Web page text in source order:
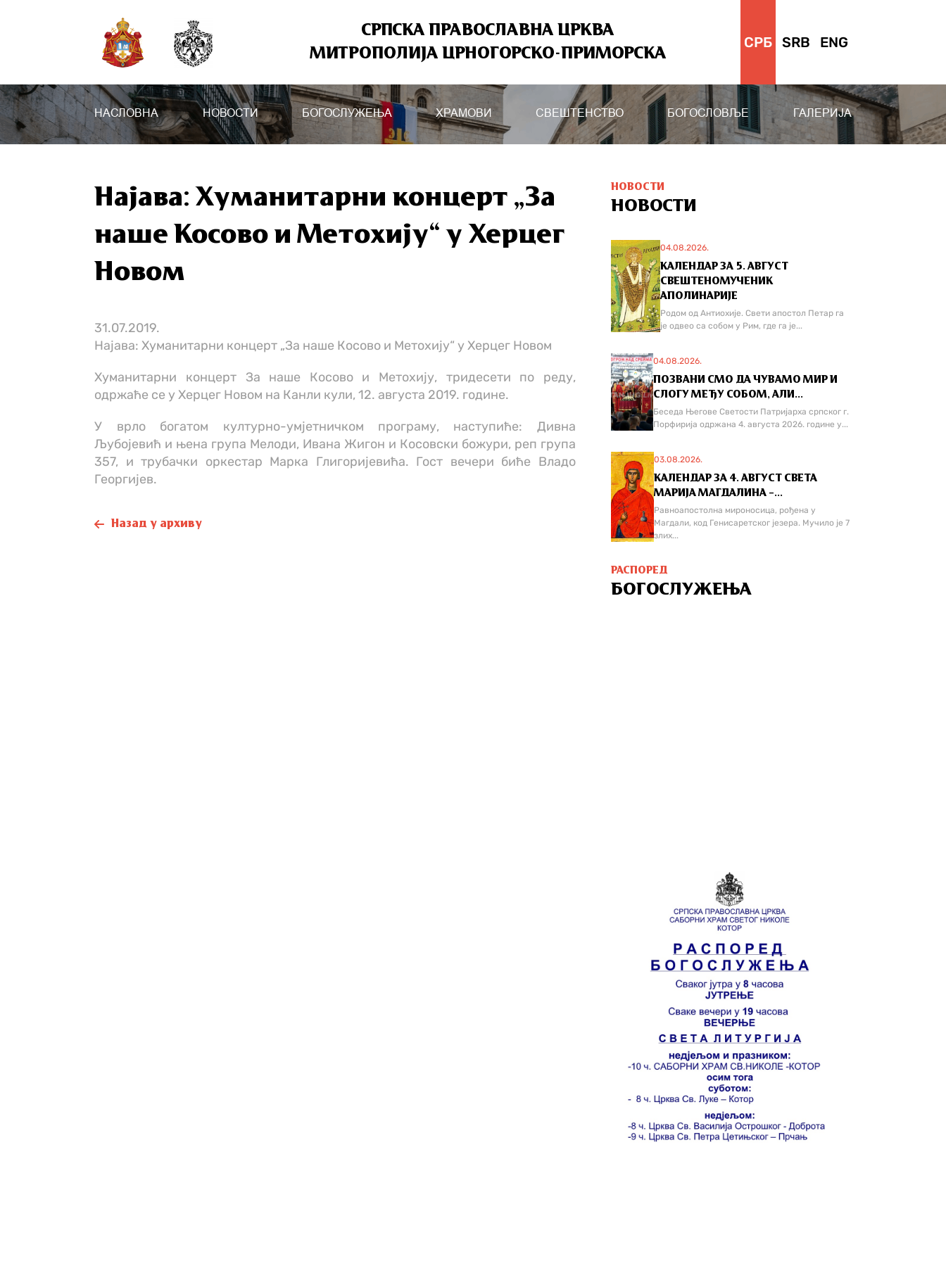
СРПСКА ПРАВОСЛАВНА ЦРКВА
МИТРОПОЛИЈА ЦРНОГОРСКО-ПРИМОРСКА
СРБ SRB ENG
НАСЛОВНА НОВОСТИ БОГОСЛУЖЕЊА ХРАМОВИ СВЕШТЕНСТВО БОГОСЛОВЉЕ ГАЛЕРИЈА
Најава: Хуманитарни концерт „За
наше Косово и Метохију“ у Херцег
Новом
31.07.2019.
Најава: Хуманитарни концерт „За наше Косово и Метохију“ у Херцег Новом
Хуманитарни концерт За наше Косово и Метохију, тридесети по реду,
одржаће се у Херцег Новом на Канли кули, 12. августа 2019. године.
У врло богатом културно-умјетничком програму, наступиће: Дивна
Љубојевић и њена група Мелоди, Ивана Жигон и Косовски божури, реп група
357, и трубачки оркестар Марка Глигоријевића. Гост вечери биће Владо
Георгијев.
Назад у архиву
НОВОСТИ
НОВОСТИ
04.08.2026.
КАЛЕНДАР ЗА 5. АВГУСТ
СВЕШТЕНОМУЧЕНИК
АПОЛИНАРИЈЕ
Родом од Антиохије. Свети апостол Петар га
је одвео са собом у Рим, где га је...
04.08.2026.
ПОЗВАНИ СМО ДА ЧУВАМО МИР И
СЛОГУ МЕЂУ СОБОМ, АЛИ...
Беседа Његове Светости Патријарха српског г.
Порфирија одржана 4. августа 2026. године у...
03.08.2026.
КАЛЕНДАР ЗА 4. АВГУСТ СВЕТА
МАРИЈА МАГДАЛИНА –...
Равноапостолна мироносица, рођена у
Магдали, код Генисаретског језера. Мучилo је 7
злих...
РАСПОРЕД
БОГОСЛУЖЕЊА